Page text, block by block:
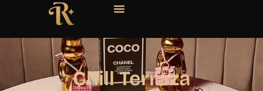
Chill Terraza